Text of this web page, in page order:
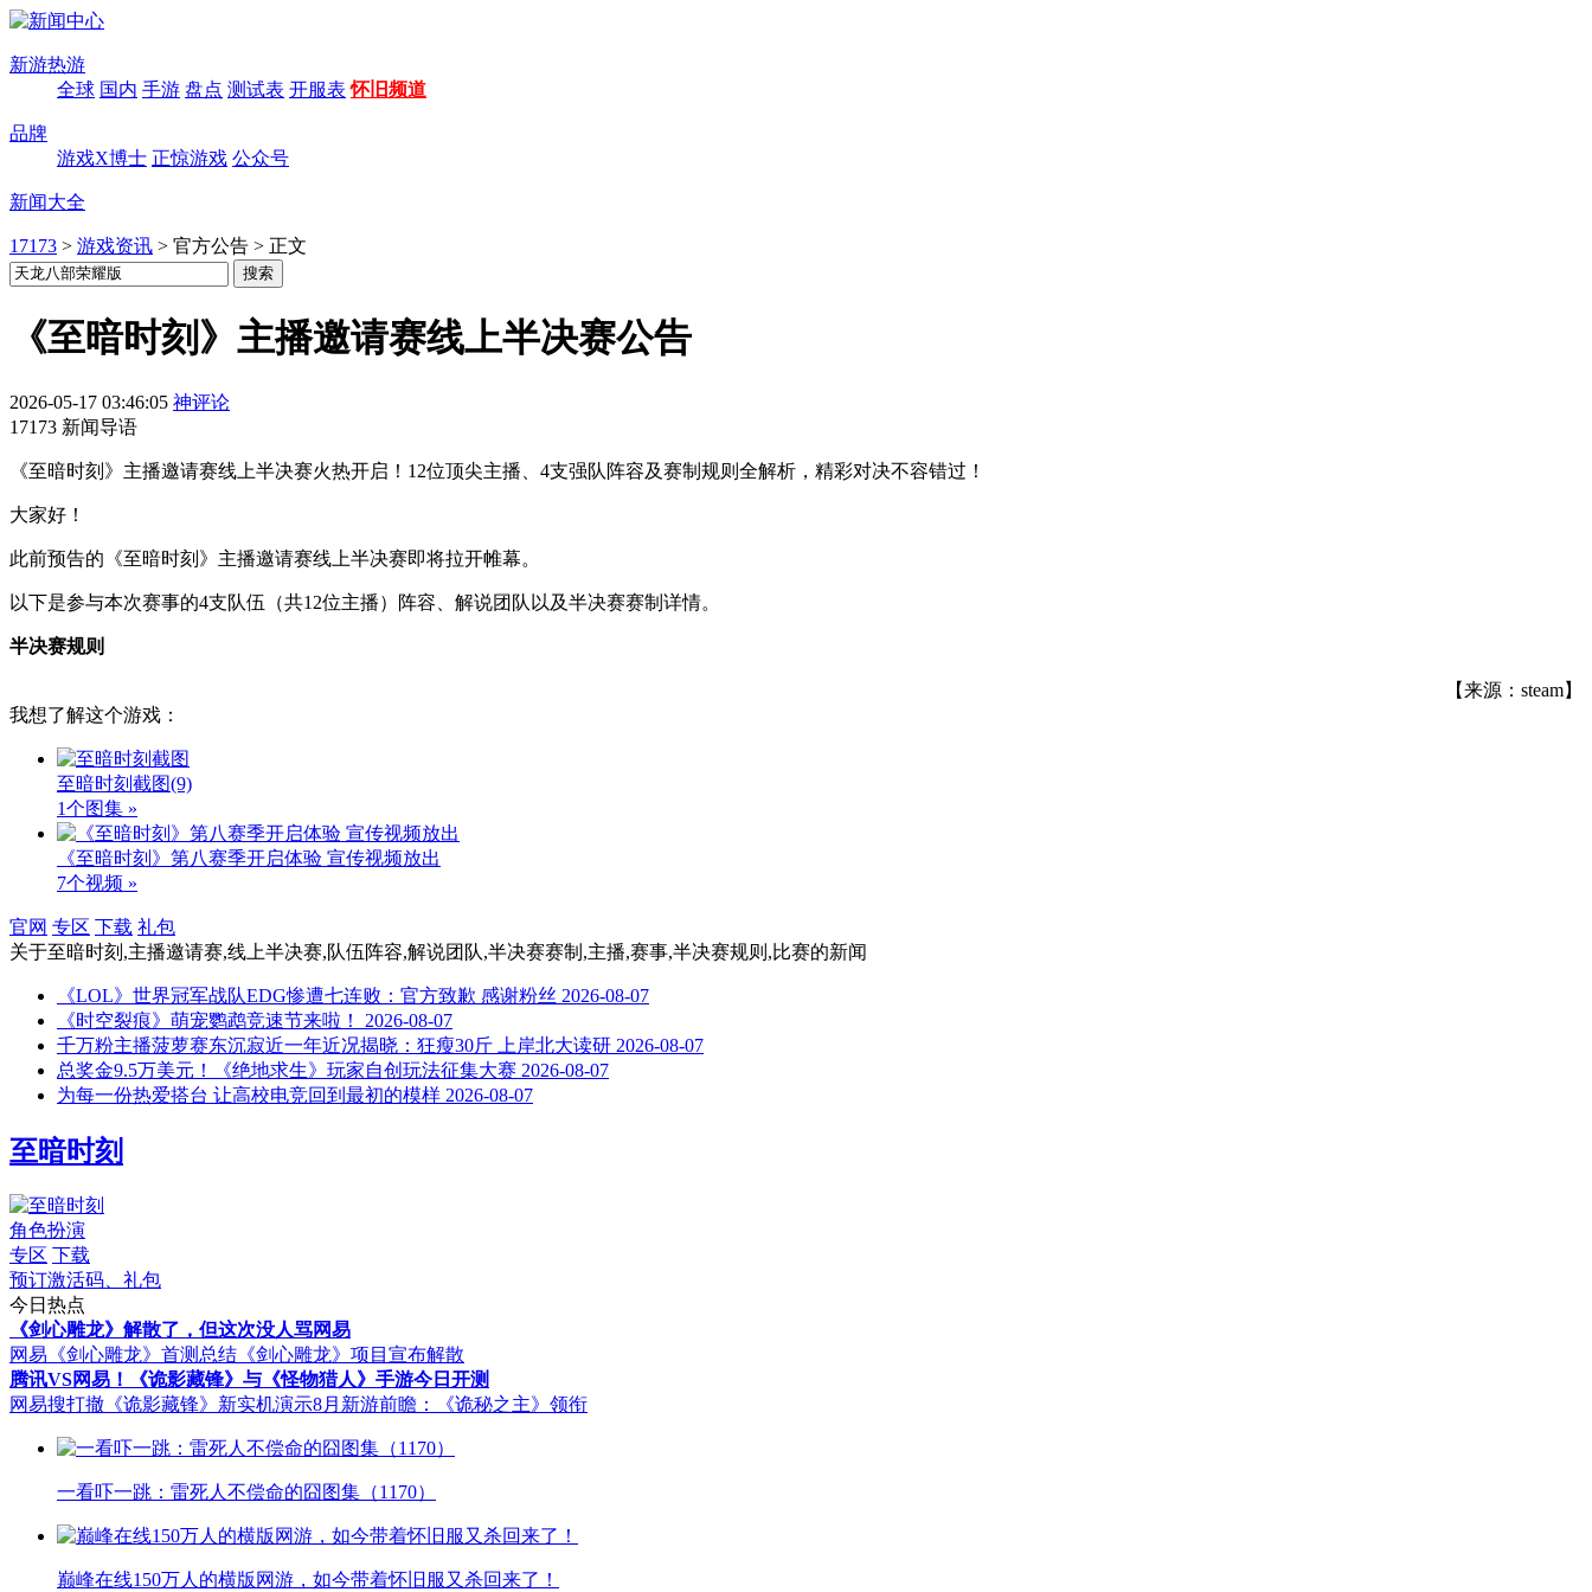
新游热游
全球 国内 手游 盘点 测试表 开服表 怀旧频道
品牌
游戏X博士 正惊游戏 公众号
新闻大全
17173 > 游戏资讯 > 官方公告 > 正文
《至暗时刻》主播邀请赛线上半决赛公告
2026-05-17 03:46:05 神评论
17173 新闻导语
《至暗时刻》主播邀请赛线上半决赛火热开启！12位顶尖主播、4支强队阵容及赛制规则全解析，精彩对决不容错过！
大家好！
此前预告的《至暗时刻》主播邀请赛线上半决赛即将拉开帷幕。
以下是参与本次赛事的4支队伍（共12位主播）阵容、解说团队以及半决赛赛制详情。
半决赛规则
【来源：steam】
我想了解这个游戏：
至暗时刻截图(9)
1个图集 »
《至暗时刻》第八赛季开启体验 宣传视频放出
7个视频 »
官网 专区 下载 礼包
关于至暗时刻,主播邀请赛,线上半决赛,队伍阵容,解说团队,半决赛赛制,主播,赛事,半决赛规则,比赛的新闻
《LOL》世界冠军战队EDG惨遭七连败：官方致歉 感谢粉丝 2026-08-07
《时空裂痕》萌宠鹦鹉竞速节来啦！
2026-08-07
千万粉主播菠萝赛东沉寂近一年近况揭晓：狂瘦30斤 上岸北大读研 2026-08-07
总奖金9.5万美元！《绝地求生》玩家自创玩法征集大赛 2026-08-07
为每一份热爱搭台 让高校电竞回到最初的模样 2026-08-07
至暗时刻
角色扮演
专区 下载
预订激活码、礼包
今日热点
《剑心雕龙》解散了，但这次没人骂网易
网易《剑心雕龙》首测总结 《剑心雕龙》项目宣布解散
腾讯VS网易！《诡影藏锋》与《怪物猎人》手游今日开测
网易搜打撤《诡影藏锋》新实机演示8月新游前瞻：《诡秘之主》领衔
一看吓一跳：雷死人不偿命的囧图集（1170）
巅峰在线150万人的横版网游，如今带着怀旧服又杀回来了！